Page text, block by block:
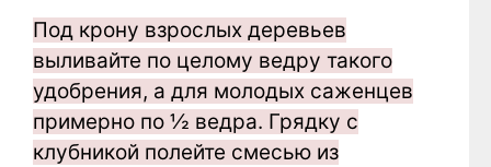
Под крону взрослых деревьев
выливайте по целому ведру такого
удобрения, а для молодых саженцев
примерно по ½ ведра. Грядку с
клубникой полейте смесью из